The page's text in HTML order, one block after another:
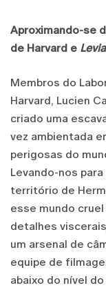
Aproximando-se
de Harvard e
Membros do
Harvard, Lucien
criado uma
vez ambientada
perigosas do
Levando-nos
território de
esse mundo
detalhes
um arsenal de
equipe de
abaixo do nível